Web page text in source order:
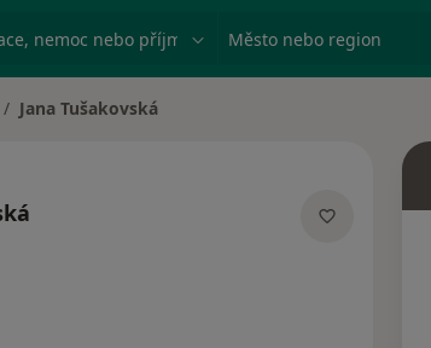
nemoc nebo příjmení Město nebo region
města
Jana Tušakovská